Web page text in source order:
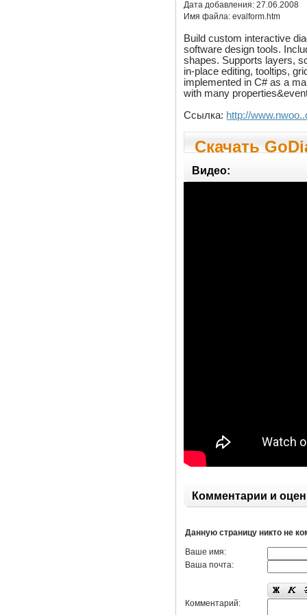
Дата добавления:27.06.2008
Имя файла:evalform.htm
Build custom interactive
software design tools.
shapes. Supports layers,
in-place editing, tooltips,
implemented in C# as a
with many
Ссылка: http://
Скачать
Видео:
Комментарии и
Данную страницу никто не
Ваше имя:
Ваша почта:
Комментарий: